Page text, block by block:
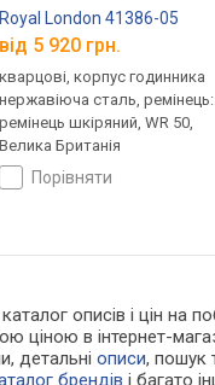
Royal London 41386-05
від 5 920 грн.
кварцові, корпус годинника
нержавіюча сталь, ремінець:
ремінець шкіряний, WR 50,
Велика Британія
порівняти
описів і цін на
ціною в інтернет-
детальніописи, пошук